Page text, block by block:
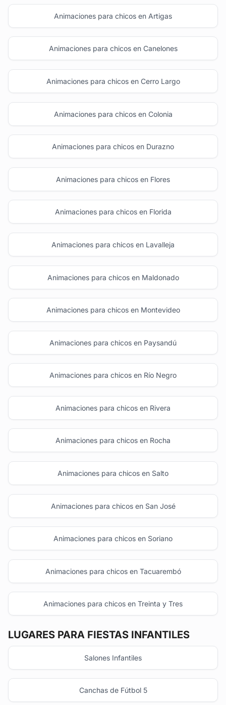
Animaciones para chicos en Artigas
Animaciones para chicos en Canelones
Animaciones para chicos en Cerro Largo
Animaciones para chicos en Colonia
Animaciones para chicos en Durazno
Animaciones para chicos en Flores
Animaciones para chicos en Florida
Animaciones para chicos en Lavalleja
Animaciones para chicos en Maldonado
Animaciones para chicos en Montevideo
Animaciones para chicos en Paysandú
Animaciones para chicos en Río Negro
Animaciones para chicos en Rivera
Animaciones para chicos en Rocha
Animaciones para chicos en Salto
Animaciones para chicos en San José
Animaciones para chicos en Soriano
Animaciones para chicos en Tacuarembó
Animaciones para chicos en Treinta y Tres
LUGARES PARA FIESTAS INFANTILES
Salones Infantiles
Canchas de Fútbol 5